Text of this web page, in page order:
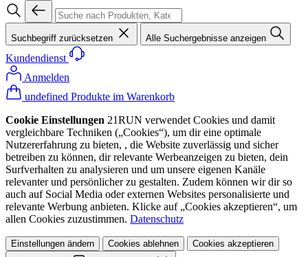
Suchbegriff zurücksetzen Alle Suchergebnisse anzeigen
Kundendienst
Anmelden
undefined Produkte im Warenkorb
Cookie Einstellungen 21RUN verwendet Cookies und damit
vergleichbare Techniken („Cookies“), um dir eine optimale
Nutzererfahrung zu bieten, , die Website zuverlässig und sicher
betreiben zu können, dir relevante Werbeanzeigen zu bieten, dein
Surfverhalten zu analysieren und um unsere eigenen Kanäle
relevanter und persönlicher zu gestalten. Zudem können wir dir so
auch auf Social Media oder externen Websites personalisierte und
relevante Werbung anbieten. Klicke auf „Cookies akzeptieren“, um
allen Cookies zuzustimmen. Datenschutz
Einstellungen ändern Cookies ablehnen Cookies akzeptieren